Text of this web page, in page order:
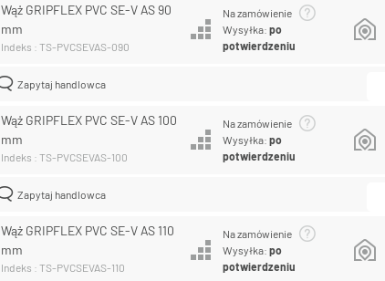
Wąż GRIPFLEX PVC SE-V AS 90
mm
Indeks : TS-PVCSEVAS-090
Na zamówienie
Wysyłka:po
potwierdzeniu
Zapytaj handlowca
Wąż GRIPFLEX PVC SE-V AS 100
mm
Indeks : TS-PVCSEVAS-100
Na zamówienie
Wysyłka:po
potwierdzeniu
Zapytaj handlowca
Wąż GRIPFLEX PVC SE-V AS 110
mm
Indeks : TS-PVCSEVAS-110
Na zamówienie
Wysyłka:po
potwierdzeniu